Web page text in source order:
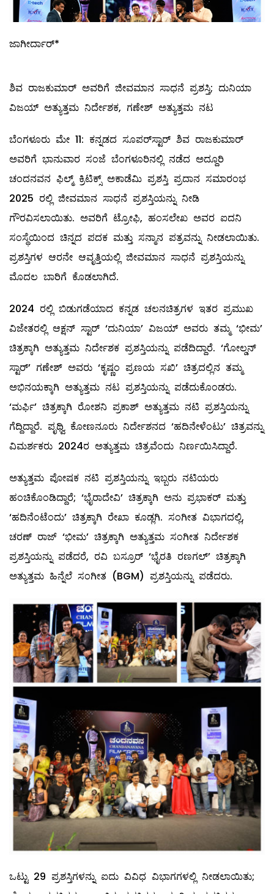
ಜಾಗೀರ್ದಾರ್*
ಶಿವ ರಾಜಕುಮಾರ್ ಅವರಿಗೆ ಜೀವಮಾನ ಸಾಧನೆ ಪ್ರಶಸ್ತಿ; ದುನಿಯಾ
ವಿಜಯ್ ಅತ್ಯುತ್ತಮ ನಿರ್ದೇಶಕ, ಗಣೇಶ್ ಅತ್ಯುತ್ತಮ ನಟ
ಬೆಂಗಳೂರು ಮೇ 11: ಕನ್ನಡದ ಸೂಪರ್‌ಸ್ಟಾರ್ ಶಿವ ರಾಜಕುಮಾರ್
ಅವರಿಗೆ ಭಾನುವಾರ ಸಂಜೆ ಬೆಂಗಳೂರಿನಲ್ಲಿ ನಡೆದ ಅದ್ದೂರಿ
ಚಂದನವನ ಫಿಲ್ಮ್ ಕ್ರಿಟಿಕ್ಸ್ ಅಕಾಡೆಮಿ ಪ್ರಶಸ್ತಿ ಪ್ರದಾನ ಸಮಾರಂಭ
2025 ರಲ್ಲಿ ಜೀವಮಾನ ಸಾಧನೆ ಪ್ರಶಸ್ತಿಯನ್ನು ನೀಡಿ
ಗೌರವಿಸಲಾಯಿತು. ಅವರಿಗೆ ಟ್ರೋಫಿ, ಹಂಸಲೇಖ ಅವರ ಐದನಿ
ಸಂಸ್ಥೆಯಿಂದ ಚಿನ್ನದ ಪದಕ ಮತ್ತು ಸನ್ಮಾನ ಪತ್ರವನ್ನು ನೀಡಲಾಯಿತು.
ಪ್ರಶಸ್ತಿಗಳ ಆರನೇ ಆವೃತ್ತಿಯಲ್ಲಿ ಜೀವಮಾನ ಸಾಧನೆ ಪ್ರಶಸ್ತಿಯನ್ನು
ಮೊದಲ ಬಾರಿಗೆ ಕೊಡಲಾಗಿದೆ.
2024 ರಲ್ಲಿ ಬಿಡುಗಡೆಯಾದ ಕನ್ನಡ ಚಲನಚಿತ್ರಗಳ ಇತರ ಪ್ರಮುಖ
ವಿಜೇತರಲ್ಲಿ ಆಕ್ಷನ್ ಸ್ಟಾರ್ ‘ದುನಿಯಾ’ ವಿಜಯ್ ಅವರು ತಮ್ಮ ‘ಭೀಮ’
ಚಿತ್ರಕ್ಕಾಗಿ ಅತ್ಯುತ್ತಮ ನಿರ್ದೇಶಕ ಪ್ರಶಸ್ತಿಯನ್ನು ಪಡೆದಿದ್ದಾರೆ. ‘ಗೋಲ್ಡನ್
ಸ್ಟಾರ್’ ಗಣೇಶ್ ಅವರು ‘ಕೃಷ್ಣಂ ಪ್ರಣಯ ಸಖಿ’ ಚಿತ್ರದಲ್ಲಿನ ತಮ್ಮ
ಅಭಿನಯಕ್ಕಾಗಿ ಅತ್ಯುತ್ತಮ ನಟ ಪ್ರಶಸ್ತಿಯನ್ನು ಪಡೆದುಕೊಂಡರು.
‘ಮರ್ಫಿ’ ಚಿತ್ರಕ್ಕಾಗಿ ರೋಶನಿ ಪ್ರಕಾಶ್ ಅತ್ಯುತ್ತಮ ನಟಿ ಪ್ರಶಸ್ತಿಯನ್ನು
ಗೆದ್ದಿದ್ದಾರೆ. ಪೃಥ್ವಿ ಕೋಣನೂರು ನಿರ್ದೇಶನದ ‘ಹದಿನೇಳೆಂಟು’ ಚಿತ್ರವನ್ನು
ವಿಮರ್ಶಕರು 2024ರ ಅತ್ಯುತ್ತಮ ಚಿತ್ರವೆಂದು ನಿರ್ಣಯಿಸಿದ್ದಾರೆ.
ಅತ್ಯುತ್ತಮ ಪೋಷಕ ನಟಿ ಪ್ರಶಸ್ತಿಯನ್ನು ಇಬ್ಬರು ನಟಿಯರು
ಹಂಚಿಕೊಂಡಿದ್ದಾರೆ; ‘ಭೈರಾದೇವಿ’ ಚಿತ್ರಕ್ಕಾಗಿ ಅನು ಪ್ರಭಾಕರ್ ಮತ್ತು
‘ಹದಿನೆಂಟೆಂದು’ ಚಿತ್ರಕ್ಕಾಗಿ ರೇಖಾ ಕೂಡ್ಲಗಿ. ಸಂಗೀತ ವಿಭಾಗದಲ್ಲಿ,
ಚರಣ್ ರಾಜ್ ‘ಭೀಮ’ ಚಿತ್ರಕ್ಕಾಗಿ ಅತ್ಯುತ್ತಮ ಸಂಗೀತ ನಿರ್ದೇಶಕ
ಪ್ರಶಸ್ತಿಯನ್ನು ಪಡೆದರೆ, ರವಿ ಬಸ್ರೂರ್ ‘ಭೈರತಿ ರಣಗಲ್’ ಚಿತ್ರಕ್ಕಾಗಿ
ಅತ್ಯುತ್ತಮ ಹಿನ್ನೆಲೆ ಸಂಗೀತ (BGM) ಪ್ರಶಸ್ತಿಯನ್ನು ಪಡೆದರು.
ಒಟ್ಟು 29 ಪ್ರಶಸ್ತಿಗಳನ್ನು ಐದು ವಿವಿಧ ವಿಭಾಗಗಳಲ್ಲಿ ನೀಡಲಾಯಿತು;